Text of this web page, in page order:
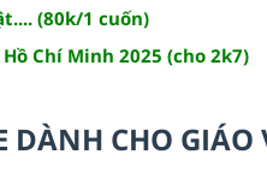
(80k/1 cuốn)
Chí Minh 2025 (cho 2k7)
CHO GIÁO